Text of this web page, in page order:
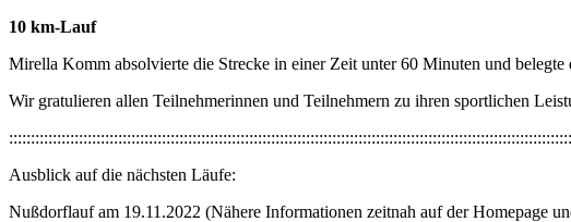
10 km-Lauf
Mirella Komm absolvierte die Strecke in einer Zeit unter 60 Minuten und
Wir gratulieren allen Teilnehmerinnen und Teilnehmern zu ihren sportlichen
Ausblick auf die nächsten Läufe:
Nußdorflauf am 19.11.2022 (Nähere Informationen zeitnah auf der Homepage